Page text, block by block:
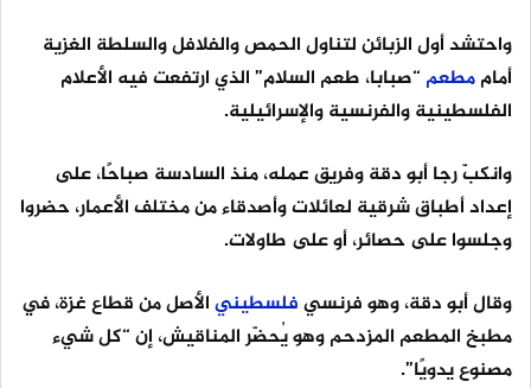
واحتشد أول الزبائن لتناول الحمص والفلافل والسلطة الغزية
أماممطعم “صبابا، طعم السلام” الذي ارتفعت فيه الأعلام
الفلسطينية والفرنسية والإسرائيلية.
وانكبّ رجا أبو دقة وفريق عمله، منذ السادسة صباحًا، على
إعداد أطباق شرقية لعائلات وأصدقاء من مختلف الأعمار، حضروا
وجلسوا على حصائر، أو على طاولات.
وقال أبو دقة، وهو فرنسيفلسطينيالأصل من قطاع غزة، في
مطبخ المطعم المزدحم وهو يُحضّر المناقيش، إن “كل شيء
مصنوع يدويًا”.